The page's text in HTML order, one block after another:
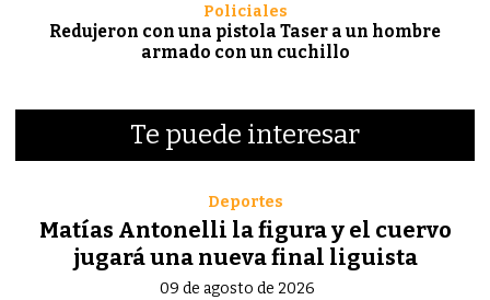
Redujeron con una pistola Taser a un hombre
armado con un cuchillo
Policiales
Te puede interesar
Matías Antonelli la figura y el cuervo
jugará una nueva final liguista
Deportes
09 de agosto de 2026